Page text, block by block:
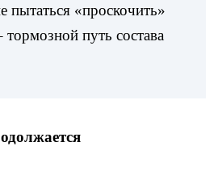
пытаться «проскочить»
путь состава